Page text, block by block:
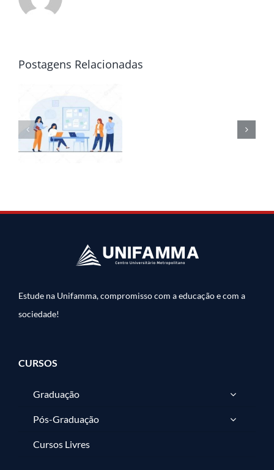
Postagens Relacionadas
Estude na Unifamma, compromisso com a educação e com a
sociedade!
CURSOS
Graduação
Pós-Graduação
Cursos Livres